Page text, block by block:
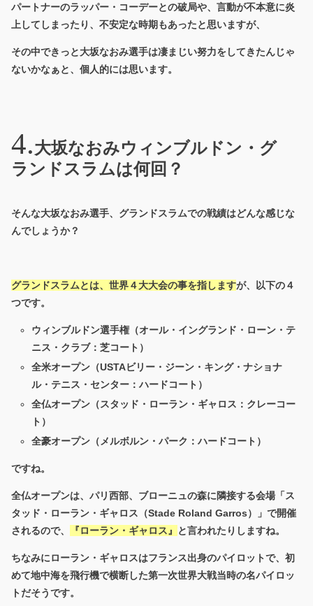
パートナーのラッパー・コーデーとの破局や、言動が不本意に炎
上してしまったり、不安定な時期もあったと思いますが、
その中できっと大坂なおみ選手は凄まじい努力をしてきたんじゃ
ないかなぁと、個人的には思います。
大坂なおみウィンブルドン・グ
ランドスラムは何回？
そんな大坂なおみ選手、グランドスラムでの戦績はどんな感じな
んでしょうか？
グランドスラムとは、世界４大大会の事を指しますが、以下の４
つです。
ウィンブルドン選手権（オール・イングランド・ローン・テ
ニス・クラブ：芝コート）
全米オープン（USTAビリー・ジーン・キング・ナショナ
ル・テニス・センター：ハードコート）
全仏オープン（スタッド・ローラン・ギャロス：クレーコー
ト）
全豪オープン（メルボルン・パーク：ハードコート）
ですね。
全仏オープンは、パリ西部、ブローニュの森に隣接する会場「ス
タッド・ローラン・ギャロス（Stade Roland Garros）」で開催
されるので、
『ローラン・ギャロス』 と言われたりしますね。
ちなみにローラン・ギャロスはフランス出身のパイロットで、初
めて地中海を飛行機で横断した第一次世界大戦当時の名パイロッ
トだそうです。